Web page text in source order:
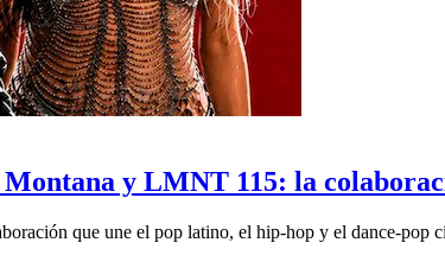
y LMNT 115: la
que une el pop latino, el hip-hop y el dance-pop